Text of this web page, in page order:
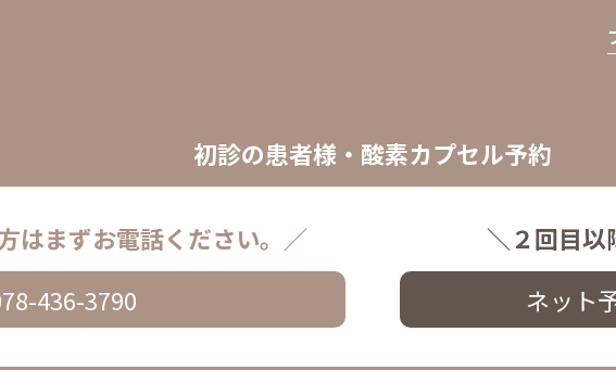
初診の患者様・酸素カプセル予約
はまずお電話ください。／
436-3790
＼２回目以
ネット